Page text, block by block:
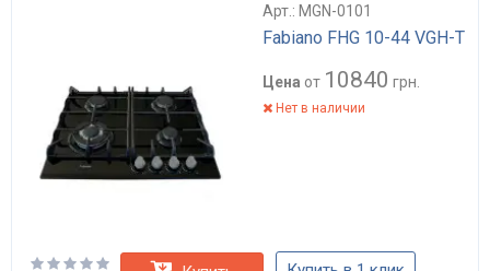
Арт.: MGN-0101
Fabiano FHG 10-44 VGH-T
Цена от 10840 грн.
Нет в наличии